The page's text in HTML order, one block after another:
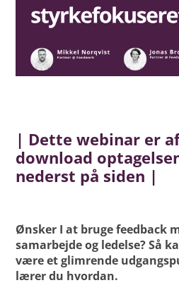
| Dette webinar er
download
nederst på siden |
Ønsker I at bruge feedback
samarbejde og ledelse? Så
være et glimrende
lærer du hvordan.